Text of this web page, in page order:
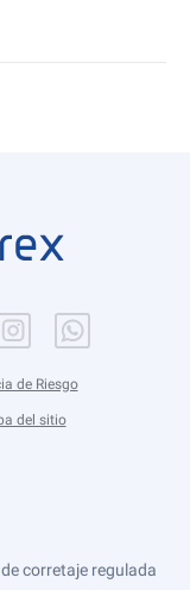
de Riesgo
del sitio
corretaje regulada